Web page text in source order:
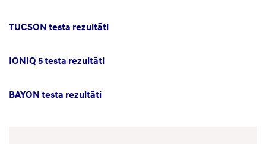
TUCSON testa rezultāti
IONIQ 5 testa rezultāti
BAYON testa rezultāti